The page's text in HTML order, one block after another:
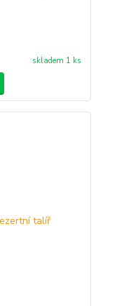
skladem 1 ks